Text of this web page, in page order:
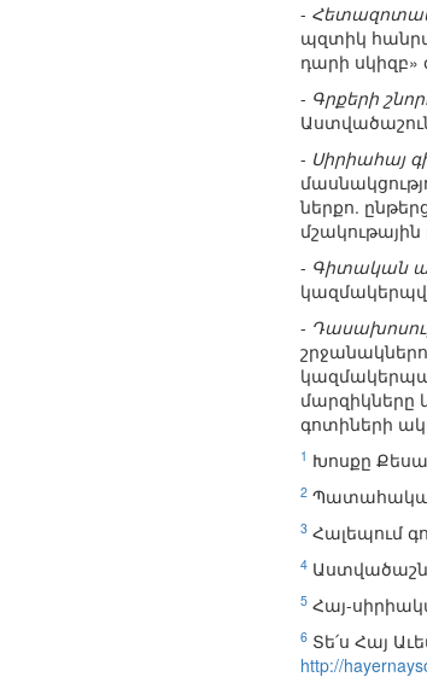
-
պզտիկ
դարի
- Գրքերի
- Սիրիահայ
ներքո.
- Գիտական
-
մարզիկները
գոտիների
1 Խոսքը
2 Պատահական
3 Հալեպում
4
5 Հայ-
6 Տե՛ս Հայ
http://